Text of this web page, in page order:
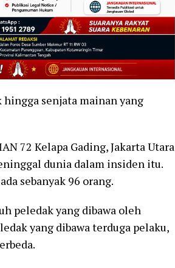
senjata mainan yang
72 Kelapa Gading, Jakarta Utara
dunia dalam insiden itu.
sebanyak 96 orang.
peledak yang dibawa oleh
yang dibawa terduga pelaku,